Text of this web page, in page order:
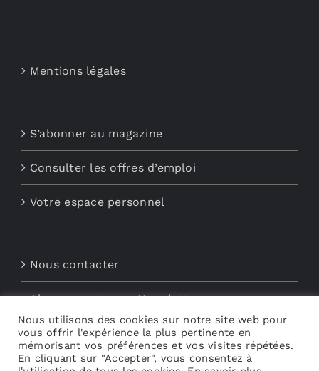
Mentions légales
S’abonner au magazine
Consulter les offres d’emploi
Votre espace personnel
Nous contacter
Abonnements aux Newsletters
Découvrez My Audio
Nous utilisons des cookies sur notre site web pour
vous offrir l'expérience la plus pertinente en
mémorisant vos préférences et vos visites répétées.
En cliquant sur "Accepter", vous consentez à